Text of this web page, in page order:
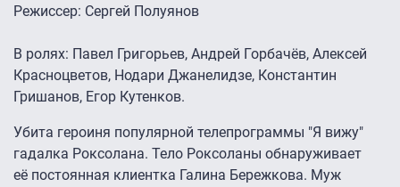
Режиссер: Сергей Полуянов
В ролях: Павел Григорьев, Андрей Горбачёв, Алексей
Красноцветов, Нодари Джанелидзе, Константин
Гришанов, Егор Кутенков.
Убита героиня популярной телепрограммы "Я вижу"
гадалка Роксолана. Тело Роксоланы обнаруживает
её постоянная клиентка Галина Бережкова. Муж